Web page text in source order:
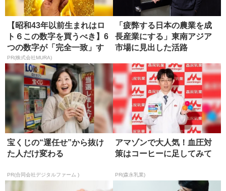
【昭和43年以前生まれはロ
ト６この数字を買うべき】6
つの数字が「完全一致」す
る方...
PR(株式会社MURA)
「疲弊する日本の農業を成
長産業にする」東南アジア
市場に見出した活路
宝くじの“運任せ”から抜け
た人だけ変わる
PR(合同会社デジタルファーム )
アマゾンで大人気！血圧対
策はコーヒーに足してみて
PR(森永乳業)